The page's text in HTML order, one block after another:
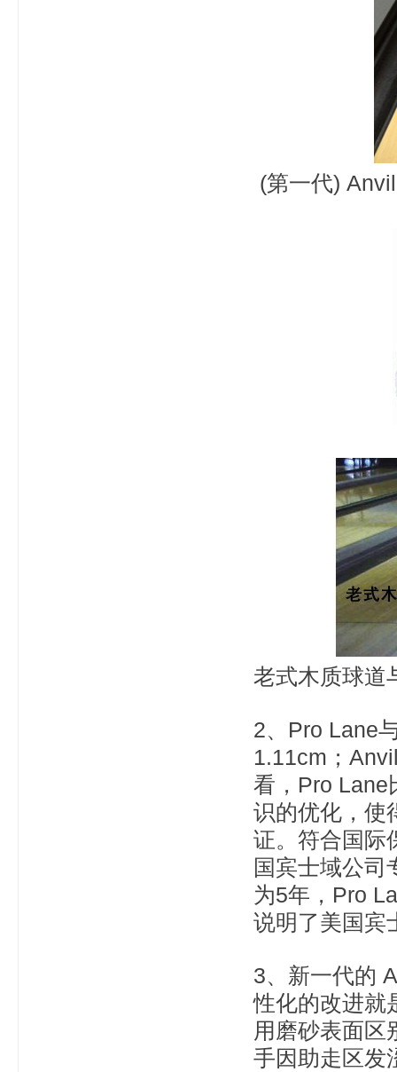
(第一代)
老式木质球道
2、Pro Lane
1.11cm；
看，Pro Lane
识的优化，使
证。符合国际
国宾士域公司
为5年，Pro
说明了美国宾
3、新一代的
性化的改进就
用磨砂表面区
手因助走区发